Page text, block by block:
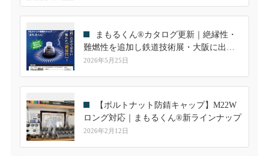
まもるくん®カタログ更新｜絶縁性・
難燃性を追加し鉄道技術展・大阪に出展
します
2026年5月25日
【ボルトナット防錆キャップ】M22W
ロング対応｜まもるくん®新ラインナップ
2026年2月12日